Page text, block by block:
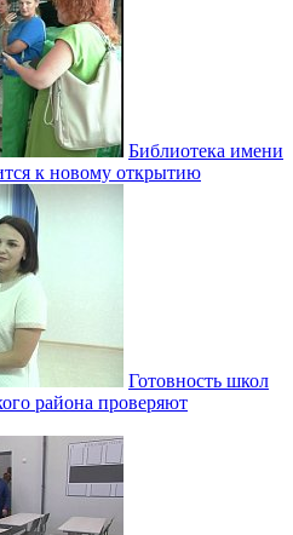
Библиотека имени
к новому открытию
Готовность школ
района проверяют